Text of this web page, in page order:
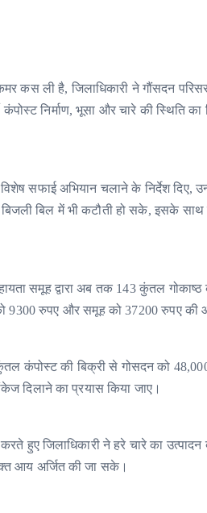
कस ली है, जिलाधिकारी ने गौंसदन
कंपोस्ट निर्माण, भूसा और चारे की स्थिति
सफाई अभियान चलाने के निर्देश
बिल में भी कटौती हो सके, इसके
समूह द्वारा अब तक 143 कुंतल
9300 रुपए और समूह को 37200 रुपए की
कुंतल कंपोस्ट की बिक्री से गोसदन को
दिलाने का प्रयास किया जाए।
हुए जिलाधिकारी ने हरे चारे का
आय अर्जित की जा सके।